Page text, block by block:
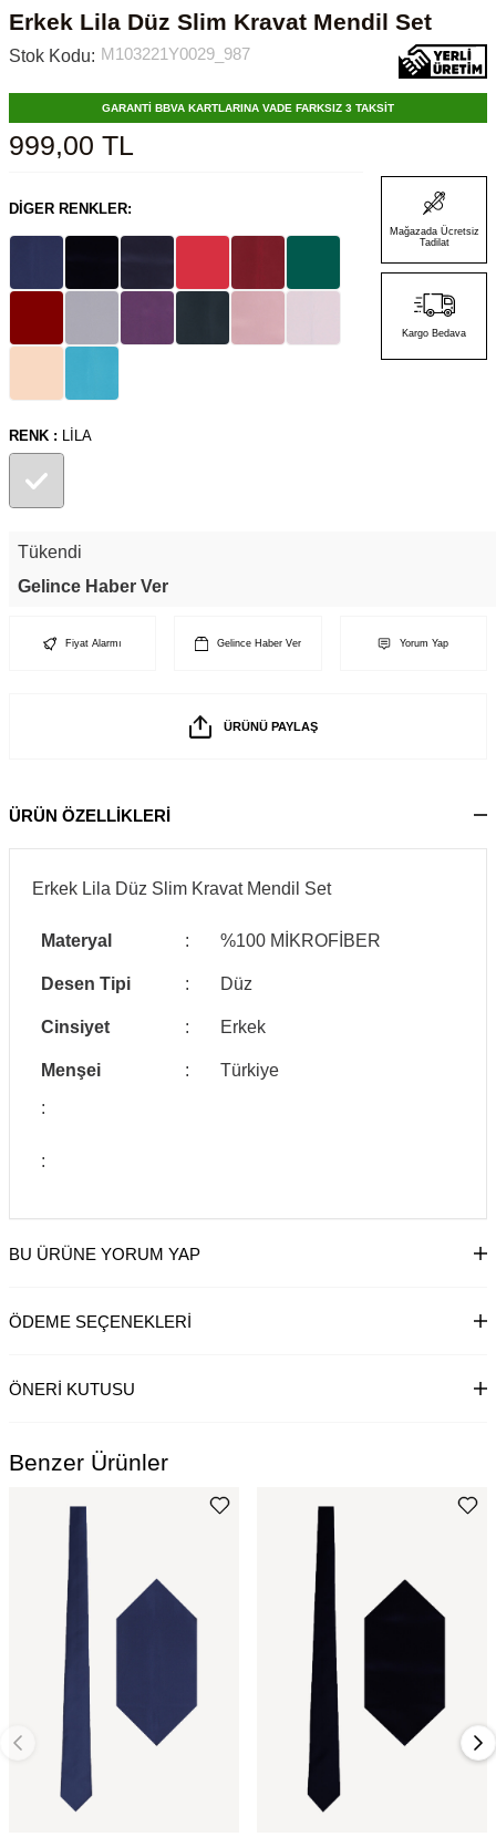
Erkek Lila Düz Slim Kravat Mendil Set
Stok Kodu: M103221Y0029_987
GARANTİ BBVA KARTLARINA VADE FARKSIZ 3 TAKSİT
999,00 TL
DIGER RENKLER:
Mağazada Ücretsiz
Tadilat
Kargo Bedava
RENK : LILA
Tükendi
Gelince Haber Ver
Fiyat Alarmı Gelince Haber Ver Yorum Yap
ÜRÜNÜ PAYLAŞ
ÜRÜN ÖZELLİKLERİ
Erkek Lila Düz Slim Kravat Mendil Set
Materyal : %100 MİKROFİBER
Desen Tipi : Düz
Cinsiyet : Erkek
Menşei :
Türkiye
:
:
BU ÜRÜNE YORUM YAP
ÖDEME SEÇENEKLERI
ÖNERI KUTUSU
Benzer Ürünler